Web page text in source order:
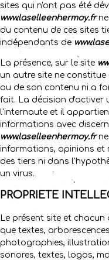
sites qui n'ont pas été
www.laselleenhermoy.frne
du contenu de ces sites
indépendants de
La présence, sur le site
un autre site ne
ou de son contenu ni a
fait. La décision d'activer
l'internaute et il
informations avec
www.laselleenhermoy.frne
informations, opinions et
des tiers ni dans
un virus.
PROPRIETE
Le présent site et
que textes,
photographies,
sonores, textes, logos,